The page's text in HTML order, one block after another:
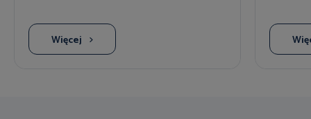
Więcej